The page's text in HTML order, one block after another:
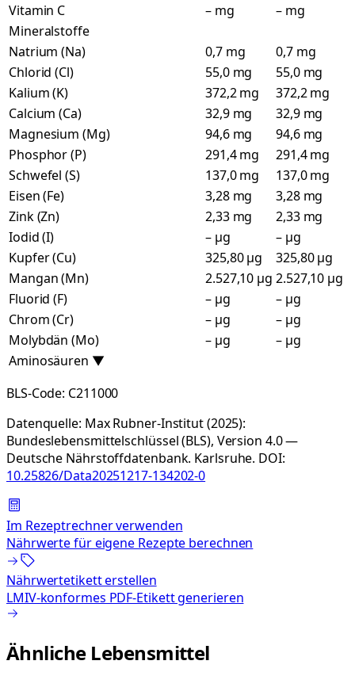
Vitamin C
– mg
– mg
Mineralstoffe
Natrium (Na)
0,7 mg
0,7 mg
Chlorid (Cl)
55,0 mg
55,0 mg
Kalium (K)
372,2 mg
372,2 mg
Calcium (Ca)
32,9 mg
32,9 mg
Magnesium (Mg)
94,6 mg
94,6 mg
Phosphor (P)
291,4 mg
291,4 mg
Schwefel (S)
137,0 mg
137,0 mg
Eisen (Fe)
3,28 mg
3,28 mg
Zink (Zn)
2,33 mg
2,33 mg
Iodid (I)
– µg
– µg
Kupfer (Cu)
325,80 µg
325,80 µg
Mangan (Mn)
2.527,10 µg 2.527,10 µg
Fluorid (F)
– µg
– µg
Chrom (Cr)
– µg
– µg
Molybdän (Mo)
– µg
– µg
Aminosäuren ▼
BLS-Code: C211000
Datenquelle: Max Rubner-Institut (2025):
Bundeslebensmittelschlüssel (BLS), Version 4.0 —
Deutsche Nährstoffdatenbank. Karlsruhe. DOI:
10.25826/Data20251217-134202-0
Im Rezeptrechner verwenden
Nährwerte für eigene Rezepte berechnen
Nährwertetikett erstellen
LMIV-konformes PDF-Etikett generieren
Ähnliche Lebensmittel